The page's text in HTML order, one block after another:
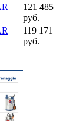
121 485
руб.
119 171
руб.